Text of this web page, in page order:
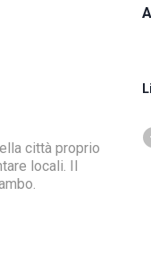
città proprio
locali. Il